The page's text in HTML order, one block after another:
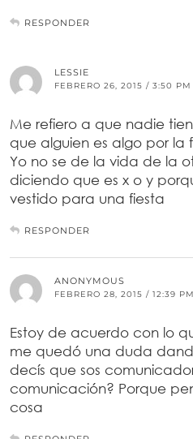
RESPONDER
LESSIE
FEBRERO 26, 2015 / 3:50 PM
Me refiero a que nadie
que alguien es algo por la
Yo no se de la vida de la
diciendo que es x o y
vestido para una fiesta
RESPONDER
ANONYMOUS
FEBRERO 28, 2015 / 12:39 PM
Estoy de acuerdo con lo
me quedó una duda
decís que sos
comunicación? Porque
cosa